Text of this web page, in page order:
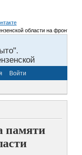
области на фронты
Войти
памяти